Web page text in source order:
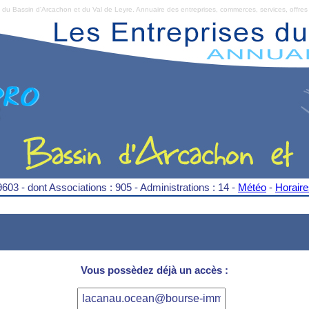
Bassin d'Arcachon et du Val de Leyre. Annuaire des entreprises, commerces, services,
- dont Associations : 905 - Administrations : 14 - Météo -
Vous possèdez déjà un accès :